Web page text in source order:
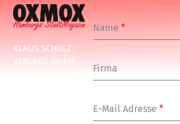
KLAUS SCHULZ
VERLAGS GmbH
Name*
Firma
E-Mail Adresse*